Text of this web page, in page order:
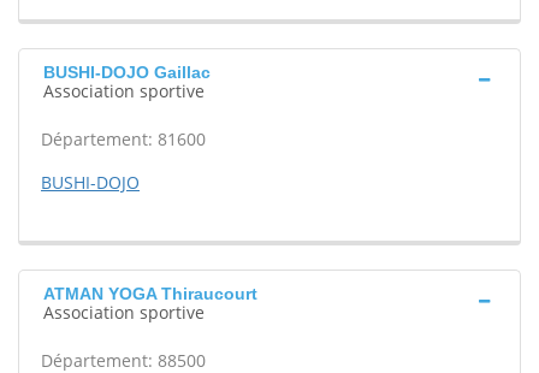
BUSHI-DOJO Gaillac
Association sportive
Département: 81600
BUSHI-DOJO
ATMAN YOGA Thiraucourt
Association sportive
Département: 88500